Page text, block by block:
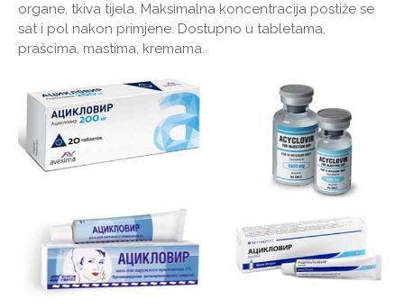
organe, tkiva tijela. Maksimalna koncentracija postiže se
sat i pol nakon primjene. Dostupno u tabletama,
prašcima, mastima, kremama.